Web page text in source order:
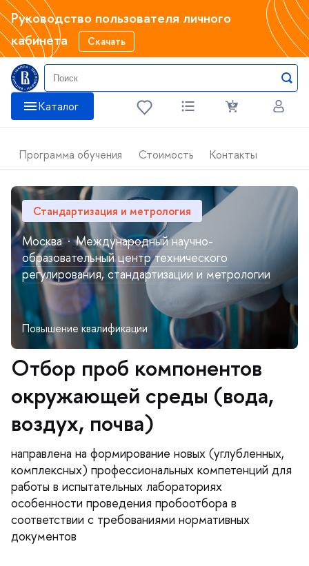
Руководство пользователя личного
кабинета
Скачать
Каталог
Программа обучения Стоимость Контакты
Стандартизация и метрология
Москва · Международный научно-
образовательный центр технического
регулирования, стандартизации и метрологии
Отбор проб компонентов
окружающей среды (вода,
воздух, почва)
направлена на формирование новых (углубленных,
комплексных) профессиональных компетенций для
работы в испытательных лабораториях
особенности проведения пробоотбора в
соответствии с требованиями нормативных
документов